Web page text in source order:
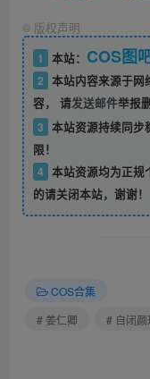
© 版权声明
1
本站： COS图
2 本站内容来源于网
容， 请发送邮件举报
3 本站资源持续同步
限！
4 本站资源均为正规
的请关闭本站，谢谢！
COS合集
# 姜仁卿
# 自闭